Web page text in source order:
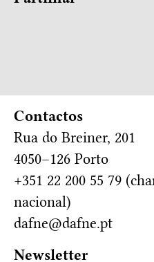
Contactos
Rua do Breiner, 201
4050–126 Porto
+351 22 200 55 79
nacional)
dafne@dafne.pt
Newsletter